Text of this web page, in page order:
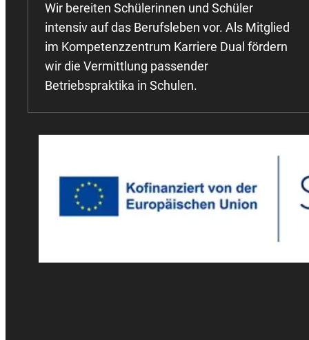
Wir bereiten Schülerinnen und Schüler
intensiv auf das Berufsleben vor. Als Mitglied
im Kompetenzzentrum Karriere Dual fördern
wir die Vermittlung passender
Betriebspraktika in Schulen.